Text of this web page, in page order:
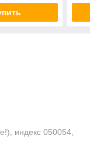
индекс 050054,